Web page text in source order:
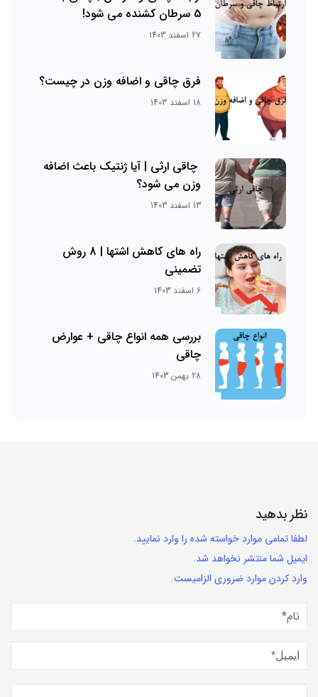
5 سرطان کشنده می شود!
27 اسفند 1403
فرق چاقی و اضافه وزن در چیست؟
18 اسفند 1403
چاقی ارثی | آیا ژنتیک باعث اضافه
وزن می شود؟
13 اسفند 1403
راه های کاهش اشتها | 8 روش
تضمینی
6 اسفند 1403
بررسی همه انواع چاقی + عوارض
چاقی
28 بهمن 1403
نظر بدهید
لطفا تمامی موارد خواسته شده را وارد نمایید.
ایمیل شما منتشر نخواهد شد.
وارد کردن موارد ضروری الزامیست.